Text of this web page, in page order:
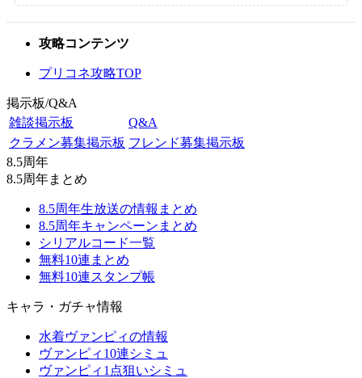
攻略コンテンツ
プリコネ攻略TOP
掲示板/Q&A
雑談掲示板
Q&A
クラメン募集掲示板 フレンド募集掲示板
8.5周年
8.5周年まとめ
8.5周年生放送の情報まとめ
8.5周年キャンペーンまとめ
シリアルコード一覧
無料10連まとめ
無料10連スタンプ帳
キャラ・ガチャ情報
水着ヴァンピィの情報
ヴァンピィ10連シミュ
ヴァンピィ1点狙いシミュ